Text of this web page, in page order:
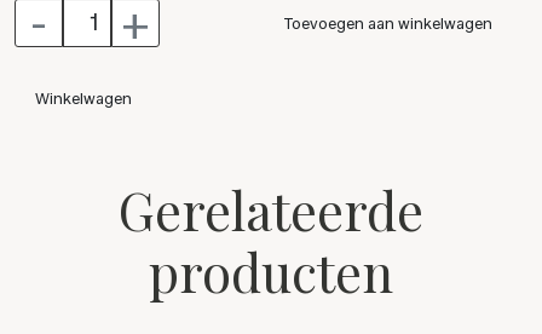
Mysterieus en Modern!
Hartnoot ? Likeur
- + Toevoegen aan winkelwagen
Winkelwagen
Gerelateerde
producten